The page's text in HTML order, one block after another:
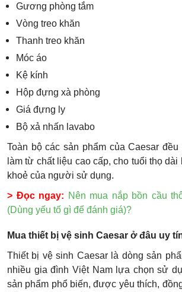
Gương phòng tắm
Vòng treo khăn
Thanh treo khăn
Móc áo
Kệ kính
Hộp đựng xà phòng
Giá đựng ly
Bộ xả nhấn lavabo
Toàn bộ các sản phẩm của Caesar
làm từ chất liệu cao cấp, cho tuổi thọ
khoẻ của người sử dụng.
> Đọc ngay: Nên mua nắp bồn cầu
(Dùng yếu tố gì để đánh giá)?
Mua thiết bị vệ sinh Caesar ở đâu uy
Thiết bị vệ sinh Caesar là dòng sản
nhiều gia đình Việt Nam lựa chọn sử
sản phẩm phổ biến, được yêu thích,